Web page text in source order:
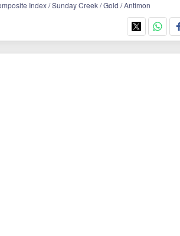
Index / Sunday Creek / Gold / Antimon